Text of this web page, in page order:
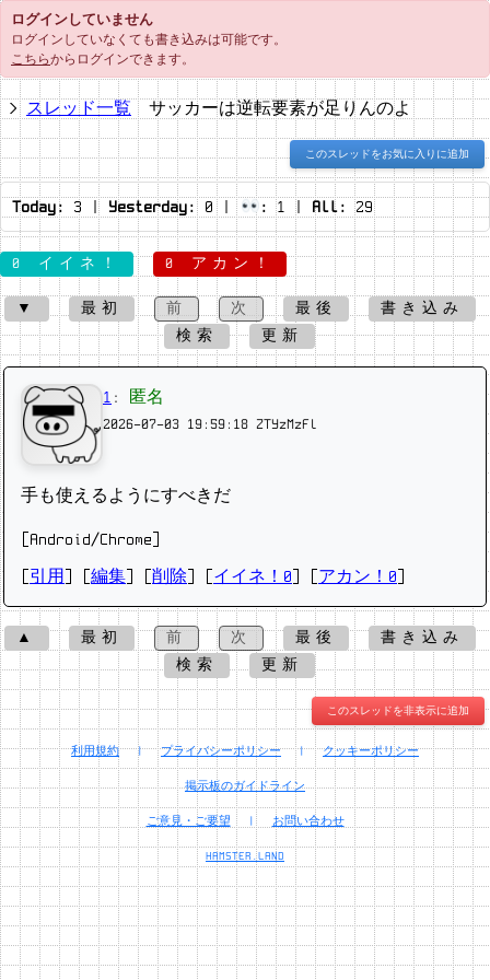
ログインしていません
ログインしていなくても書き込みは可能です。
こちらからログインできます。
スレッド一覧 サッカーは逆転要素が足りんのよ
このスレッドをお気に入りに追加
Today: 3 | Yesterday:0 | : 1 | All: 29
0 イイネ！ 0 アカン！
▼ 最初 前 次 最後
書き込み
検索
更新
1 : 匿名
2026-07-03 19:59:18 ZTYzMzFl
手も使えるようにすべきだ
[Android/Chrome]
引用 編集 削除 イイネ！0 アカン！0
▲ 最初 前 次 最後
書き込み
検索
更新
このスレッドを非表示に追加
利用規約 | プライバシーポリシー | クッキーポリシー
掲示板のガイドライン
ご意見・ご要望 | お問い合わせ
HAMSTER.LAND